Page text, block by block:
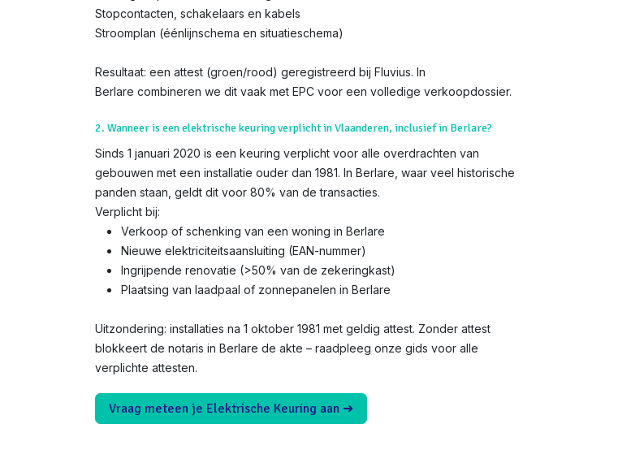
Stopcontacten, schakelaars en kabels
Stroomplan (éénlijnschema en situatieschema)
Resultaat: een attest (groen/rood) geregistreerd bij Fluvius. In
Berlare combineren we dit vaak met EPC voor een volledige verkoopdossier.
2. Wanneer is een elektrische keuring verplicht in Vlaanderen, inclusief in Berlare?
Sinds 1 januari 2020 is een keuring verplicht voor alle overdrachten van
gebouwen met een installatie ouder dan 1981. In Berlare, waar veel historische
panden staan, geldt dit voor 80% van de transacties.
Verplicht bij:
Verkoop of schenking van een woning in Berlare
Nieuwe elektriciteitsaansluiting (EAN-nummer)
Ingrijpende renovatie (>50% van de zekeringkast)
Plaatsing van laadpaal of zonnepanelen in Berlare
Uitzondering: installaties na 1 oktober 1981 met geldig attest. Zonder attest
blokkeert de notaris in Berlare de akte – raadpleeg onze gids voor alle
verplichte attesten.
Vraag meteen je Elektrische Keuring aan ➜